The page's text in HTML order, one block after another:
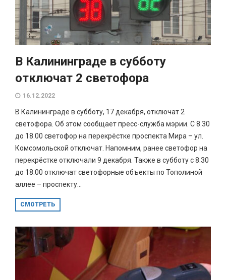
В Калининграде в субботу
отключат 2 светофора
16.12.2022
В Калининграде в субботу, 17 декабря, отключат 2
светофора. Об этом сообщает пресс-служба мэрии. С 8.30
до 18.00 светофор на перекрёстке проспекта Мира – ул.
Комсомольской отключат. Напомним, ранее светофор на
перекрёстке отключали 9 декабря. Также в субботу с 8.30
до 18.00 отключат светофорные объекты по Тополиной
аллее – проспекту...
СМОТРЕТЬ